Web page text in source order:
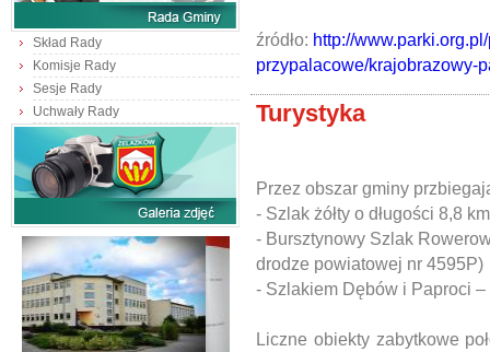
Skład Rady
Komisje Rady
Sesje Rady
Uchwały Rady
źródło: http://
przypalacowe/krajobrazowy-
Turystyka
Przez obszar gminy
- Szlak żółty o długości 8,8
- Bursztynowy Szlak
drodze powiatowej nr 4595P)
- Szlakiem Dębów i Paproci
Liczne obiekty zabytkowe